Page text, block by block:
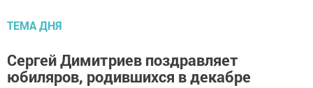
ТЕМА ДНЯ
Сергей Димитриев поздравляет
юбиляров, родившихся в декабре